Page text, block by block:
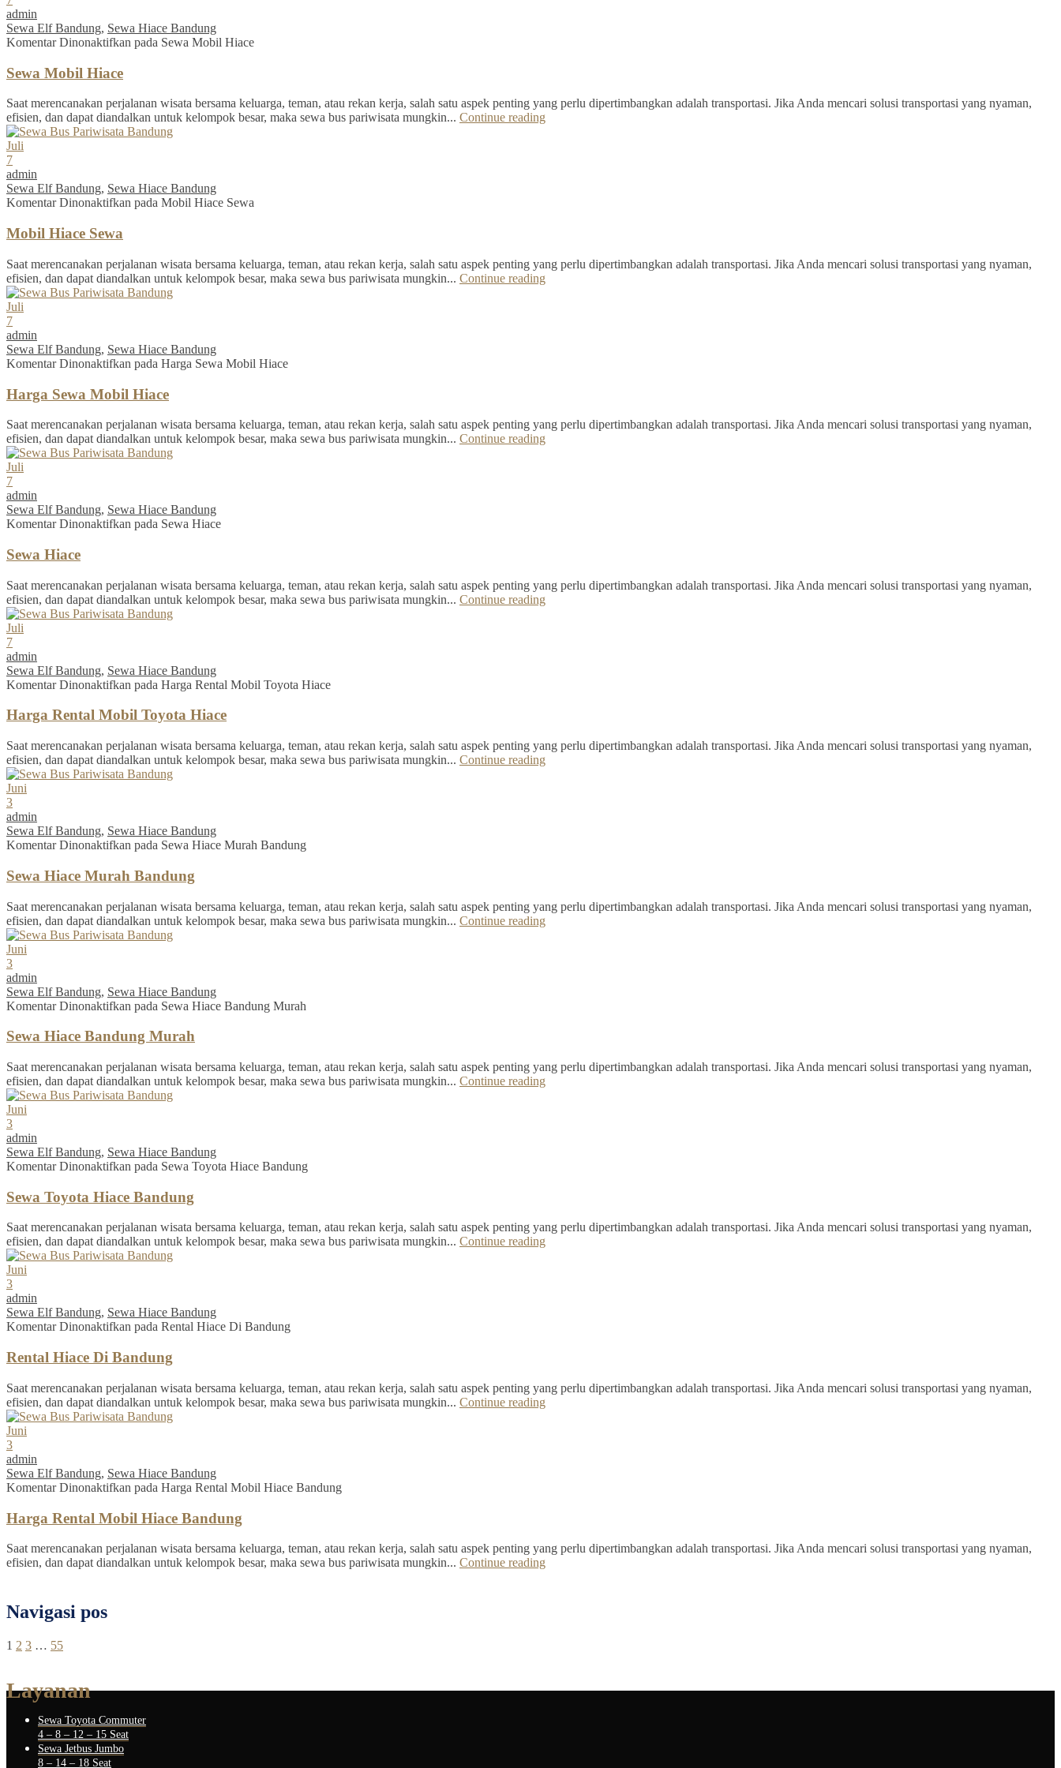
admin
Sewa Elf Bandung, Sewa Hiace Bandung
Komentar Dinonaktifkan pada Sewa Mobil Hiace
Sewa Mobil Hiace
Saat merencanakan perjalanan wisata bersama keluarga, teman, atau rekan kerja, salah satu aspek penting yang perlu dipertimbangkan adalah transportasi. Jika Anda mencari solusi transportasi yang nyaman,
efisien, dan dapat diandalkan untuk kelompok besar, maka sewa bus pariwisata mungkin... Continue reading
Juli
7
admin
Sewa Elf Bandung, Sewa Hiace Bandung
Komentar Dinonaktifkan pada Mobil Hiace Sewa
Mobil Hiace Sewa
Saat merencanakan perjalanan wisata bersama keluarga, teman, atau rekan kerja, salah satu aspek penting yang perlu dipertimbangkan adalah transportasi. Jika Anda mencari solusi transportasi yang nyaman,
efisien, dan dapat diandalkan untuk kelompok besar, maka sewa bus pariwisata mungkin... Continue reading
Juli
7
admin
Sewa Elf Bandung, Sewa Hiace Bandung
Komentar Dinonaktifkan pada Harga Sewa Mobil Hiace
Harga Sewa Mobil Hiace
Saat merencanakan perjalanan wisata bersama keluarga, teman, atau rekan kerja, salah satu aspek penting yang perlu dipertimbangkan adalah transportasi. Jika Anda mencari solusi transportasi yang nyaman,
efisien, dan dapat diandalkan untuk kelompok besar, maka sewa bus pariwisata mungkin... Continue reading
Juli
7
admin
Sewa Elf Bandung, Sewa Hiace Bandung
Komentar Dinonaktifkan pada Sewa Hiace
Sewa Hiace
Saat merencanakan perjalanan wisata bersama keluarga, teman, atau rekan kerja, salah satu aspek penting yang perlu dipertimbangkan adalah transportasi. Jika Anda mencari solusi transportasi yang nyaman,
efisien, dan dapat diandalkan untuk kelompok besar, maka sewa bus pariwisata mungkin... Continue reading
Juli
7
admin
Sewa Elf Bandung, Sewa Hiace Bandung
Komentar Dinonaktifkan pada Harga Rental Mobil Toyota Hiace
Harga Rental Mobil Toyota Hiace
Saat merencanakan perjalanan wisata bersama keluarga, teman, atau rekan kerja, salah satu aspek penting yang perlu dipertimbangkan adalah transportasi. Jika Anda mencari solusi transportasi yang nyaman,
efisien, dan dapat diandalkan untuk kelompok besar, maka sewa bus pariwisata mungkin... Continue reading
Juni
3
admin
Sewa Elf Bandung, Sewa Hiace Bandung
Komentar Dinonaktifkan pada Sewa Hiace Murah Bandung
Sewa Hiace Murah Bandung
Saat merencanakan perjalanan wisata bersama keluarga, teman, atau rekan kerja, salah satu aspek penting yang perlu dipertimbangkan adalah transportasi. Jika Anda mencari solusi transportasi yang nyaman,
efisien, dan dapat diandalkan untuk kelompok besar, maka sewa bus pariwisata mungkin... Continue reading
Juni
3
admin
Sewa Elf Bandung, Sewa Hiace Bandung
Komentar Dinonaktifkan pada Sewa Hiace Bandung Murah
Sewa Hiace Bandung Murah
Saat merencanakan perjalanan wisata bersama keluarga, teman, atau rekan kerja, salah satu aspek penting yang perlu dipertimbangkan adalah transportasi. Jika Anda mencari solusi transportasi yang nyaman,
efisien, dan dapat diandalkan untuk kelompok besar, maka sewa bus pariwisata mungkin... Continue reading
Juni
3
admin
Sewa Elf Bandung, Sewa Hiace Bandung
Komentar Dinonaktifkan pada Sewa Toyota Hiace Bandung
Sewa Toyota Hiace Bandung
Saat merencanakan perjalanan wisata bersama keluarga, teman, atau rekan kerja, salah satu aspek penting yang perlu dipertimbangkan adalah transportasi. Jika Anda mencari solusi transportasi yang nyaman,
efisien, dan dapat diandalkan untuk kelompok besar, maka sewa bus pariwisata mungkin... Continue reading
Juni
3
admin
Sewa Elf Bandung, Sewa Hiace Bandung
Komentar Dinonaktifkan pada Rental Hiace Di Bandung
Rental Hiace Di Bandung
Saat merencanakan perjalanan wisata bersama keluarga, teman, atau rekan kerja, salah satu aspek penting yang perlu dipertimbangkan adalah transportasi. Jika Anda mencari solusi transportasi yang nyaman,
efisien, dan dapat diandalkan untuk kelompok besar, maka sewa bus pariwisata mungkin... Continue reading
Juni
3
admin
Sewa Elf Bandung, Sewa Hiace Bandung
Komentar Dinonaktifkan pada Harga Rental Mobil Hiace Bandung
Harga Rental Mobil Hiace Bandung
Saat merencanakan perjalanan wisata bersama keluarga, teman, atau rekan kerja, salah satu aspek penting yang perlu dipertimbangkan adalah transportasi. Jika Anda mencari solusi transportasi yang nyaman,
efisien, dan dapat diandalkan untuk kelompok besar, maka sewa bus pariwisata mungkin... Continue reading
Navigasi pos
1 2 3 … 55
Layanan
Sewa Toyota Commuter
4 – 8 – 12 – 15 Seat
Sewa Jetbus Jumbo
8 – 14 – 18 Seat